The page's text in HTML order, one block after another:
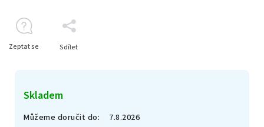
Skladem
Můžeme doručit do: 7.8.2026
Zeptat se Sdílet